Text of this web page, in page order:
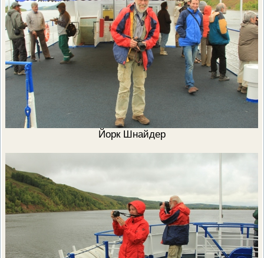
Йорк Шнайдер